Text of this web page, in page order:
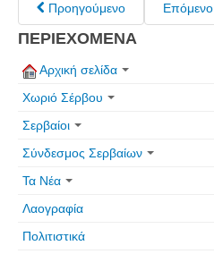
Προηγούμενο Επόμενο
ΠΕΡΙΕΧΟΜΕΝΑ
Αρχική σελίδα
Χωριό Σέρβου
Σερβαίοι
Σύνδεσμος Σερβαίων
Τα Νέα
Λαογραφία
Πολιτιστικά